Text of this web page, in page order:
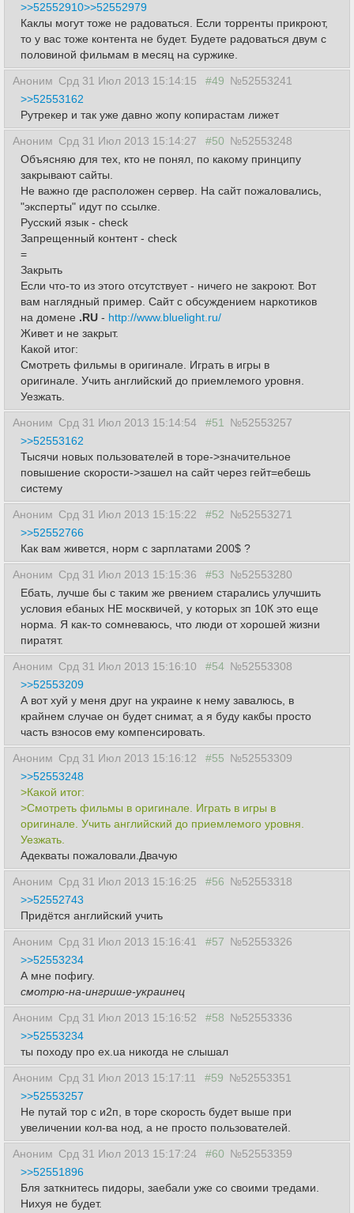
>>52552910>>52552979
Каклы могут тоже не радоваться. Если торренты прикроют,
то у вас тоже контента не будет. Будете радоваться двум с
половиной фильмам в месяц на суржике.
Аноним Срд 31 Июл 2013 15:14:15 #49 №52553241
>>52553162
Рутрекер и так уже давно жопу копирастам лижет
Аноним Срд 31 Июл 2013 15:14:27 #50 №52553248
Объясняю для тех, кто не понял, по какому принципу
закрывают сайты.
Не важно где расположен сервер. На сайт пожаловались,
"эксперты" идут по ссылке.
Русский язык - check
Запрещенный контент - check
=
Закрыть
Если что-то из этого отсутствует - ничего не закроют. Вот
вам наглядный пример. Сайт с обсуждением наркотиков
на домене .RU - http://www.bluelight.ru/
Живет и не закрыт.
Какой итог:
Смотреть фильмы в оригинале. Играть в игры в
оригинале. Учить английский до приемлемого уровня.
Уезжать.
Аноним Срд 31 Июл 2013 15:14:54 #51
№52553257
>>52553162
Тысячи новых пользователей в торе->значительное
повышение скорости->зашел на сайт через гейт=ебешь
систему
Аноним Срд 31 Июл 2013 15:15:22 #52 №52553271
>>52552766
Как вам живется, норм с зарплатами 200$ ?
Аноним Срд 31 Июл 2013 15:15:36 #53 №52553280
Ебать, лучше бы с таким же рвением старались улучшить
условия ебаных НЕ москвичей, у которых зп 10К это еще
норма. Я как-то сомневаюсь, что люди от хорошей жизни
пиратят.
Аноним Срд 31 Июл 2013 15:16:10 #54 №52553308
>>52553209
А вот хуй у меня друг на украине к нему завалюсь, в
крайнем случае он будет снимат, а я буду какбы просто
часть взносов ему компенсировать.
Аноним Срд 31 Июл 2013 15:16:12 #55 №52553309
>>52553248
>Какой итог:
>Смотреть фильмы в оригинале. Играть в игры в
оригинале. Учить английский до приемлемого уровня.
Уезжать.
Адекваты пожаловали.Двачую
Аноним Срд 31 Июл 2013 15:16:25 #56 №52553318
>>52552743
Придётся английский учить
Аноним Срд 31 Июл 2013 15:16:41 #57 №52553326
>>52553234
А мне пофигу.
смотрю-на-ингрише-украинец
Аноним Срд 31 Июл 2013 15:16:52 #58 №52553336
>>52553234
ты походу про ex.ua никогда не слышал
Аноним Срд 31 Июл 2013 15:17:11 #59 №52553351
>>52553257
Не путай тор с и2п, в торе скорость будет выше при
увеличении кол-ва нод, а не просто пользователей.
Аноним Срд 31 Июл 2013 15:17:24 #60 №52553359
>>52551896
Бля заткнитесь пидоры, заебали уже со своими тредами.
Нихуя не будет.